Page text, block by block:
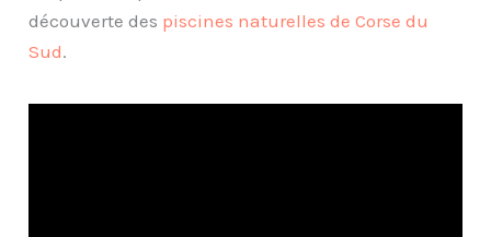
découverte des piscines naturelles de Corse du
Sud.